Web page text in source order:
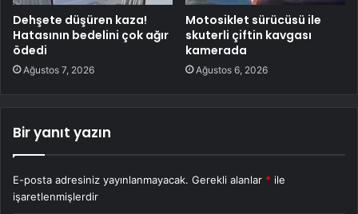
Dehşete düşüren kaza!
Hatasının bedelini çok ağır
ödedi
Ağustos 7, 2026
Motosiklet sürücüsü ile
skuterli çiftin kavgası
kamerada
Ağustos 6, 2026
Bir yanıt yazın
E-posta adresiniz yayınlanmayacak. Gerekli alanlar * ile
işaretlenmişlerdir